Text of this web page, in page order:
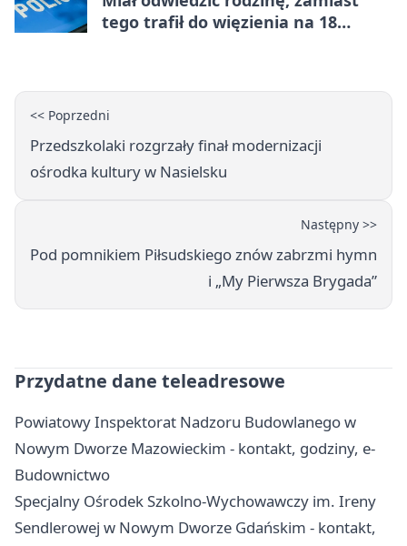
tego trafił do więzienia na 18
<< Poprzedni
Przedszkolaki rozgrzały finał modernizacji
ośrodka kultury w Nasielsku
Następny >>
Pod pomnikiem Piłsudskiego znów zabrzmi hymn
i „My Pierwsza Brygada”
Przydatne dane teleadresowe
Powiatowy Inspektorat Nadzoru Budowlanego w
Nowym Dworze Mazowieckim - kontakt, godziny, e-
Budownictwo
Specjalny Ośrodek Szkolno-Wychowawczy im. Ireny
Sendlerowej w Nowym Dworze Gdańskim - kontakt,